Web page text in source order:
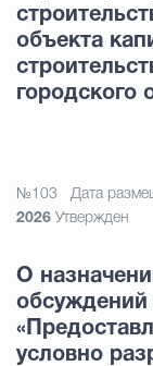
объекта
городского
№103 Дата
2026 Утвержден
О
обсуждений
условно